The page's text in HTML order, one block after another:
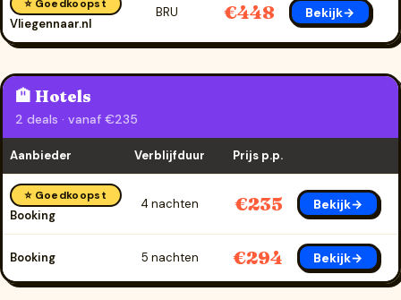
⭐ Goedkoopst
Vliegennaar.nl
BRU €448 Bekijk→
🏨 Hotels
2 deals · vanaf €235
Aanbieder Verblijfduur Prijs p.p.
⭐ Goedkoopst
Booking
4 nachten €235 Bekijk→
Booking 5 nachten €294 Bekijk→